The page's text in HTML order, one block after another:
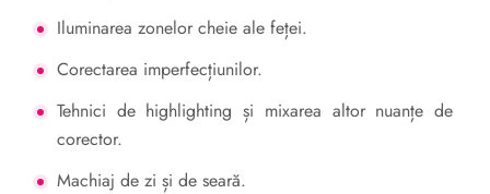
Iluminarea zonelor cheie ale feței.
Corectarea imperfecțiunilor.
Tehnici de highlighting și mixarea altor nuanțe de
corector.
Machiaj de zi și de seară.